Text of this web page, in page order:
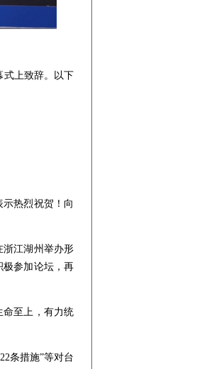
上致辞。以下
热烈祝贺！向
江湖州举办形
极参加论坛，再
至上，有力统
条措施”等对台